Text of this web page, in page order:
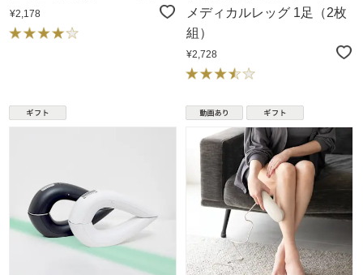
¥2,178
メディカルレッグ 1足（2枚
組）
¥2,728